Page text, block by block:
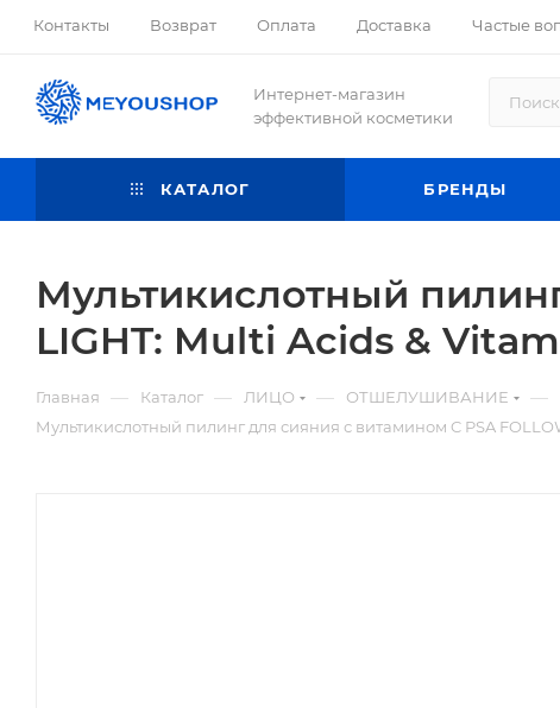
Контакты Возврат Оплата Доставка Частые
Интернет-магазин
эффективной косметики
КАТАЛОГ БРЕНДЫ
Мультикислотный
LIGHT: Multi Acids &
Главная — Каталог — ЛИЦО — ОТШЕЛУШИВАНИЕ —
Мультикислотный пилинг для сияния с витамином C PSA